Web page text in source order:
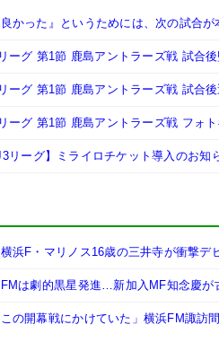
かった』というためには、次の試合が
ーグ 第1節 鹿島アントラーズ戦 試合
ーグ 第1節 鹿島アントラーズ戦 試合後
ーグ 第1節 鹿島アントラーズ戦 フォ
リーグ】ミライロチケット導入のお知
横浜F・マリノス16歳の三井寺が衝撃デ
は劇的黒星発進…新加入MF知念慶が
の開幕戦にかけていた」横浜FM諏訪